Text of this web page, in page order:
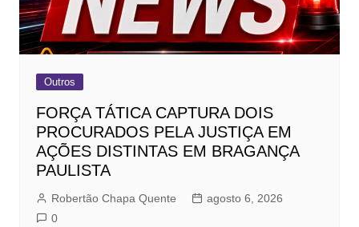
Outros
FORÇA TÁTICA CAPTURA DOIS
PROCURADOS PELA JUSTIÇA EM
AÇÕES DISTINTAS EM BRAGANÇA
PAULISTA
Robertão Chapa Quente
agosto 6, 2026
0